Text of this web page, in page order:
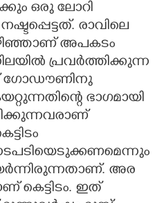
ഒരു ലോറി
രാവിലെ
അപകടം
പ്രവർത്തിക്കുന്ന
ഗോഡൗണിനു
ഭാഗമായി
അര
കെട്ടിടം. ഇത്